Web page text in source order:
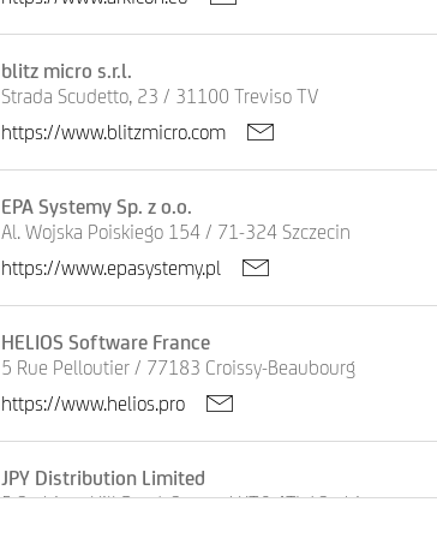
blitz micro s.r.l.
Strada Scudetto, 23 / 31100 Treviso TV
https://www.blitzmicro.com
EPA Systemy Sp. z o.o.
Al. Wojska Poiskiego 154 / 71-324 Szczecin
https://www.epasystemy.pl
HELIOS Software France
5 Rue Pelloutier / 77183 Croissy-Beaubourg
https://www.helios.pro
JPY Distribution Limited
5 Surbiton Hill Road, Surrey / KT6 4TW Surbiton